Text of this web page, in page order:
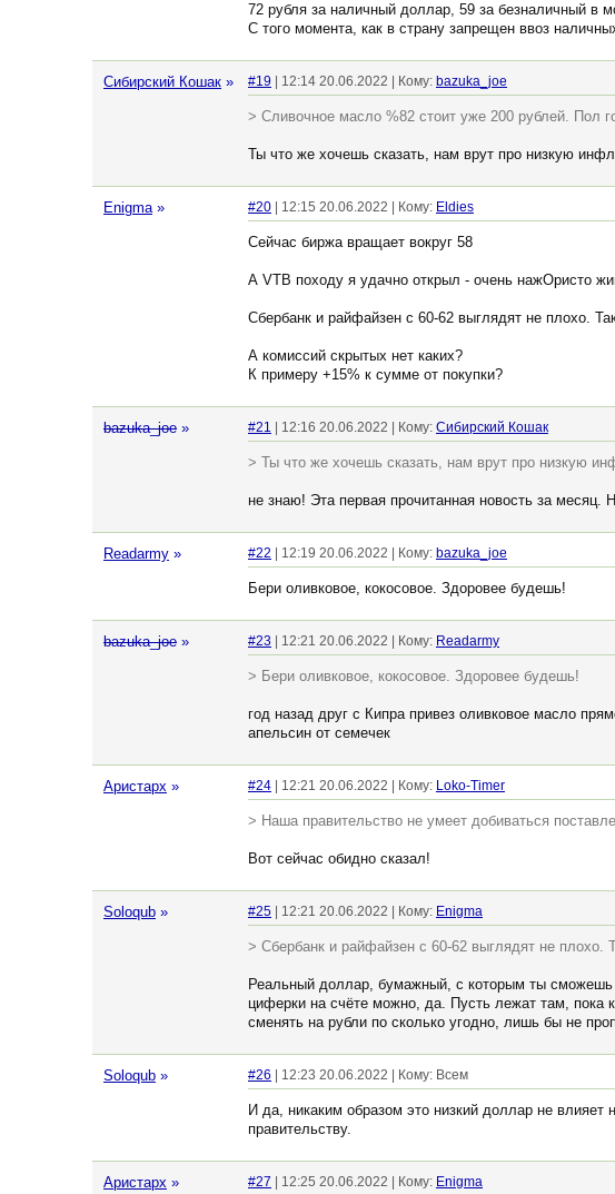
72 рубля за наличный доллар, 59 за безналичный в
С того момента, как в страну запрещен ввоз
Сибирский Кошак » #19 | 12:14 20.06.2022 | Кому: bazuka_joe
> Сливочное масло %82 стоит уже 200 рублей. Пол
Ты что же хочешь сказать, нам врут про низкую
Enigma » #20 | 12:15 20.06.2022 | Кому: Eldies
Сейчас биржа вращает вокруг 58
А VTB походу я удачно открыл - очень нажОристо
Сбербанк и райфайзен с 60-62 выглядят не плохо.
А комиссий скрытых нет каких?
К примеру +15% к сумме от покупки?
bazuka_joe » #21 | 12:16 20.06.2022 | Кому: Сибирский Кошак
> Ты что же хочешь сказать, нам врут про низкую
не знаю! Эта первая прочитанная новость за
Readarmy » #22 | 12:19 20.06.2022 | Кому: bazuka_joe
Бери оливковое, кокосовое. Здоровее будешь!
bazuka_joe » #23 | 12:21 20.06.2022 | Кому: Readarmy
> Бери оливковое, кокосовое. Здоровее будешь!
год назад друг с Кипра привез оливковое масло
апельсин от семечек
Аристарх » #24 | 12:21 20.06.2022 | Кому: Loko-Timer
> Наша правительство не умеет добиваться
Вот сейчас обидно сказал!
Soloqub » #25 | 12:21 20.06.2022 | Кому: Enigma
> Сбербанк и райфайзен с 60-62 выглядят не плохо.
Реальный доллар, бумажный, с которым ты сможешь
циферки на счёте можно, да. Пусть лежат там, пока
сменять на рубли по сколько угодно, лишь бы не
Soloqub » #26 | 12:23 20.06.2022 | Кому: Всем
И да, никаким образом это низкий доллар не
правительству.
Аристарх » #27 | 12:25 20.06.2022 | Кому: Enigma